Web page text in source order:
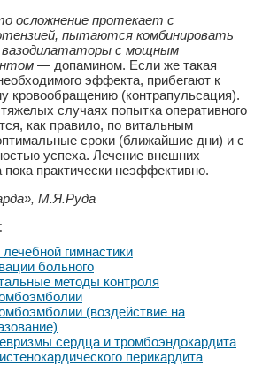
осложнение протекает с
пытаются комбинировать
вазодилататоры с мощным
— допамином. Если же такая
эффекта, прибегают к
кровообращению (контрапульсация).
случаях попытка оперативного
как правило, по витальным
сроки (ближайшие дни) и с
успеха. Лечение внешних
практически неэффективно.
М.Я.Руда
гимнастики
больного
методы контроля
(воздействие на
сердца и тромбоэндокардита
перикардита